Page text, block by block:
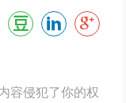
容侵犯了你的权